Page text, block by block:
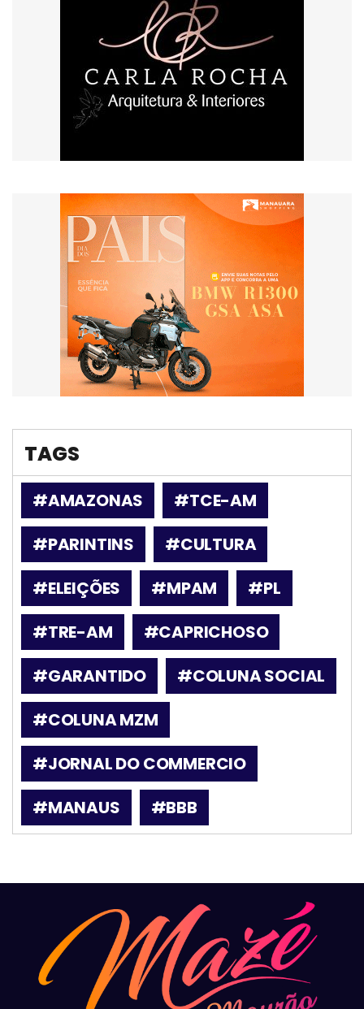
TAGS
#AMAZONAS
#TCE-AM
#PARINTINS
#CULTURA
#ELEIÇÕES
#MPAM
#PL
#TRE-AM
#CAPRICHOSO
#GARANTIDO
#COLUNA SOCIAL
#COLUNA MZM
#JORNAL DO COMMERCIO
#MANAUS
#BBB